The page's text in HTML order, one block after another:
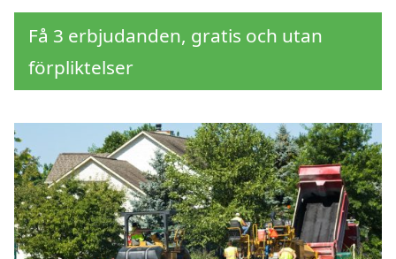
Få 3 erbjudanden, gratis och utan
förpliktelser